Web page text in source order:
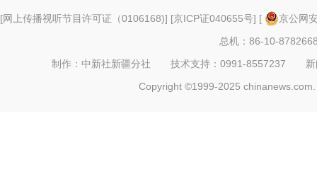
[网上传播视听节目许可证（0106168)] [京ICP证040655号] [
京公网
总机：86-10-
制作：中新社新疆分社 技术支持：0991-8557237
Copyright ©1999-2025